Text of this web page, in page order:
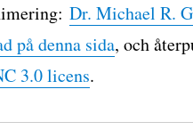
Dr. Michael R.
på denna sida, och
3.0 licens.